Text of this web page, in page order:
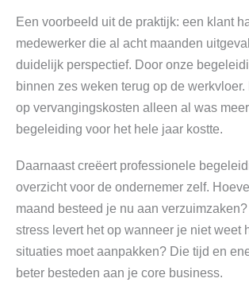
Een voorbeeld uit de praktijk: een klant
medewerker die al acht maanden
duidelijk perspectief. Door onze
binnen zes weken terug op de
op vervangingskosten alleen al was
begeleiding voor het hele jaar kostte.
Daarnaast creëert professionele
overzicht voor de ondernemer zelf.
maand besteed je nu aan
stress levert het op wanneer je niet weet
situaties moet aanpakken? Die tijd en
beter besteden aan je core business.